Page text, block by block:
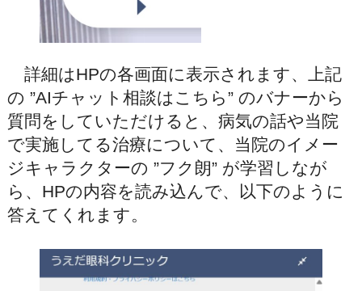
詳細はHPの各画面に表示されます、上記
の ”AIチャット相談はこちら” のバナーから
質問をしていただけると、病気の話や当院
で実施してる治療について、当院のイメー
ジキャラクターの ”フク朗” が学習しなが
ら、HPの内容を読み込んで、以下のように
答えてくれます。